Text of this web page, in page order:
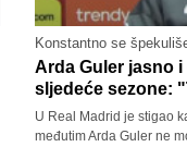
Konstantno se
Arda Guler jasno
sljedeće sezone:
U Real Madrid je stigao
međutim Arda Guler ne